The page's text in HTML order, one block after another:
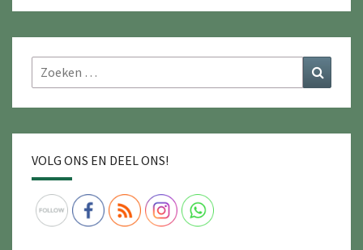
Zoeken
naar:
VOLG ONS EN DEEL ONS!